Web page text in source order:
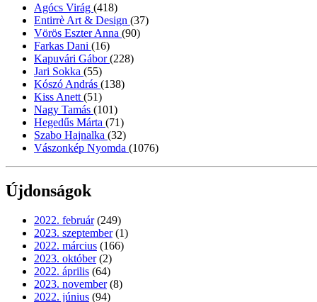
Agócs Virág (418)
Entirrè Art & Design (37)
Vörös Eszter Anna (90)
Farkas Dani (16)
Kapuvári Gábor(228)
Jari Sokka (55)
Kószó András (138)
Kiss Anett (51)
Nagy Tamás (101)
Hegedűs Márta (71)
Szabo Hajnalka (32)
Vászonkép Nyomda (1076)
Újdonságok
2022. február (249)
2023. szeptember (1)
2022. március (166)
2023. október (2)
2022. április (64)
2023. november (8)
2022. június (94)